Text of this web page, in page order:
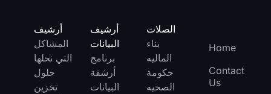
أرشيف
المشاكل
التي نحلها
حلول
تخزين
أرشيف
البيانات
برنامج
أرشفة
البيانات
الصلات
بناء
الماليه
حكومة
الصحيه
Home
Contact
Us